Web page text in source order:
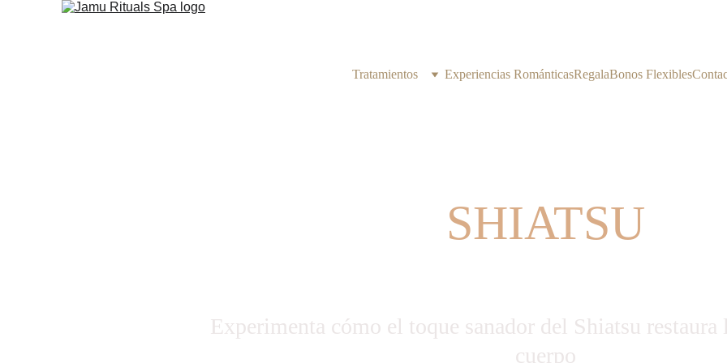
Tratamientos Experiencias RománticasRegalaBonos Flexibles
SHIATSU
Experimenta cómo el toque sanador del Shiatsu
cuerpo